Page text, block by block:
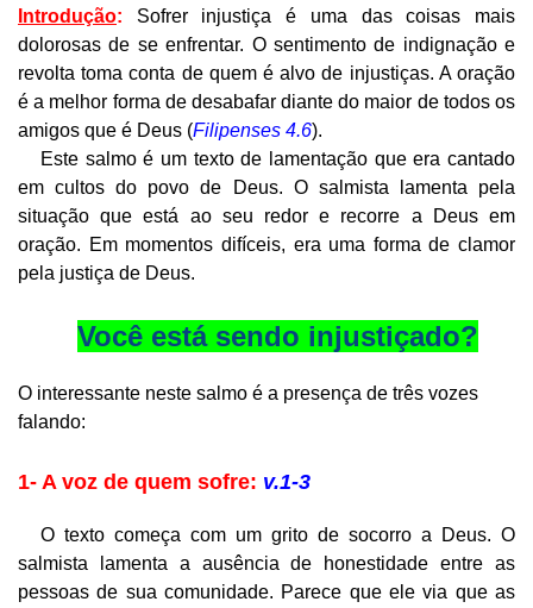
Introdução:
Sofrer injustiça é uma das coisas mais
dolorosas de se enfrentar. O sentimento de indignação e
revolta toma conta de quem é alvo de injustiças. A oração
é a melhor forma de desabafar diante do maior de todos os
amigos que é Deus (Filipenses 4.6).
Este salmo é um texto de lamentação que era cantado
em cultos do povo de Deus. O salmista lamenta pela
situação que está ao seu redor e recorre a Deus em
oração. Em momentos difíceis, era uma forma de clamor
pela justiça de Deus.
Você está sendo injustiçado?
O interessante neste salmo é a presença de três vozes
falando:
1- A voz de quem sofre: v.1-3
O texto começa com um grito de socorro a Deus. O
salmista lamenta a ausência de honestidade entre as
pessoas de sua comunidade. Parece que ele via que as